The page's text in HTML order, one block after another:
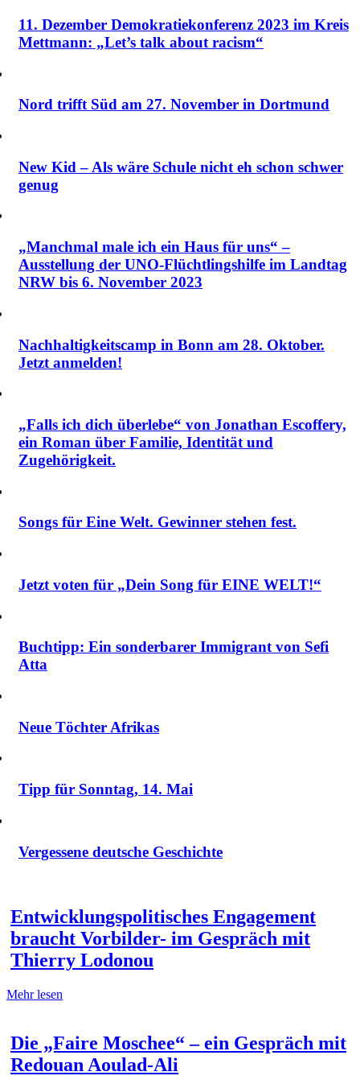
11. Dezember Demokratiekonferenz 2023 im Kreis
Mettmann: „Let’s talk about racism“
Nord trifft Süd am 27. November in Dortmund
New Kid – Als wäre Schule nicht eh schon schwer
genug
„Manchmal male ich ein Haus für uns“ –
Ausstellung der UNO-Flüchtlingshilfe im Landtag
NRW bis 6. November 2023
Nachhaltigkeitscamp in Bonn am 28. Oktober.
Jetzt anmelden!
„Falls ich dich überlebe“ von Jonathan Escoffery,
ein Roman über Familie, Identität und
Zugehörigkeit.
Songs für Eine Welt. Gewinner stehen fest.
Jetzt voten für „Dein Song für EINE WELT!“
Buchtipp: Ein sonderbarer Immigrant von Sefi
Atta
Neue Töchter Afrikas
Tipp für Sonntag, 14. Mai
Vergessene deutsche Geschichte
Entwicklungspolitisches Engagement
braucht Vorbilder- im Gespräch mit
Thierry Lodonou
Mehr lesen
Die „Faire Moschee“ – ein Gespräch mit
Redouan Aoulad-Ali